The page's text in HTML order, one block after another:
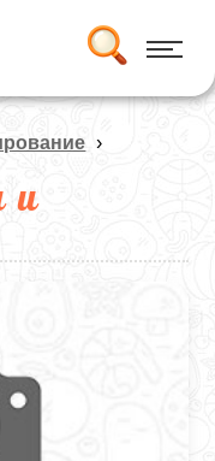
›
и